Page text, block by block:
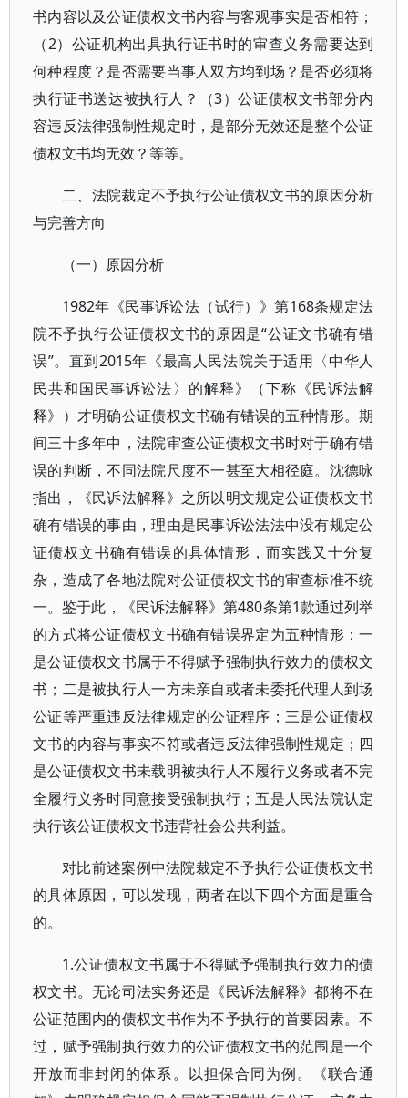
书内容以及公证债权文书内容与客观事实是否相符；
（2）公证机构出具执行证书时的审查义务需要达到
何种程度？是否需要当事人双方均到场？是否必须将
执行证书送达被执行人？（3）公证债权文书部分内
容违反法律强制性规定时，是部分无效还是整个公证
债权文书均无效？等等。
二、法院裁定不予执行公证债权文书的原因分析
与完善方向
（一）原因分析
1982年《民事诉讼法（试行）》第168条规定法
院不予执行公证债权文书的原因是“公证文书确有错
误”。直到2015年《最高人民法院关于适用〈中华人
民共和国民事诉讼法〉的解释》（下称《民诉法解
释》）才明确公证债权文书确有错误的五种情形。期
间三十多年中，法院审查公证债权文书时对于确有错
误的判断，不同法院尺度不一甚至大相径庭。沈德咏
指出，《民诉法解释》之所以明文规定公证债权文书
确有错误的事由，理由是民事诉讼法法中没有规定公
证债权文书确有错误的具体情形，而实践又十分复
杂，造成了各地法院对公证债权文书的审查标准不统
一。鉴于此，《民诉法解释》第480条第1款通过列举
的方式将公证债权文书确有错误界定为五种情形：一
是公证债权文书属于不得赋予强制执行效力的债权文
书；二是被执行人一方未亲自或者未委托代理人到场
公证等严重违反法律规定的公证程序；三是公证债权
文书的内容与事实不符或者违反法律强制性规定；四
是公证债权文书未载明被执行人不履行义务或者不完
全履行义务时同意接受强制执行；五是人民法院认定
执行该公证债权文书违背社会公共利益。
对比前述案例中法院裁定不予执行公证债权文书
的具体原因，可以发现，两者在以下四个方面是重合
的。
1.公证债权文书属于不得赋予强制执行效力的债
权文书。无论司法实务还是《民诉法解释》都将不在
公证范围内的债权文书作为不予执行的首要因素。不
过，赋予强制执行效力的公证债权文书的范围是一个
开放而非封闭的体系。以担保合同为例。《联合通